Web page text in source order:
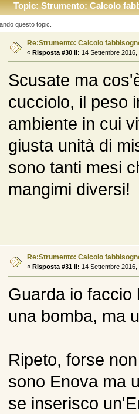
Topic: Strumento: Calcolo
questo topic.
Re:Strumento: Calcolo
« Risposta #30 il: 14 Settembre 2016,
Scusate ma
cucciolo, il peso
ambiente in cui
giusta unità di
sono tanti mesi
mangimi diversi!
Re:Strumento: Calcolo
« Risposta #31 il: 14 Settembre 2016,
Guarda io faccio
una bomba, ma
Ripeto, forse
sono Enova ma
se inserisco